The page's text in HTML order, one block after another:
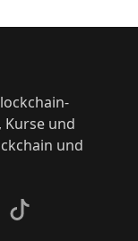
Kurse und
und
TikTok